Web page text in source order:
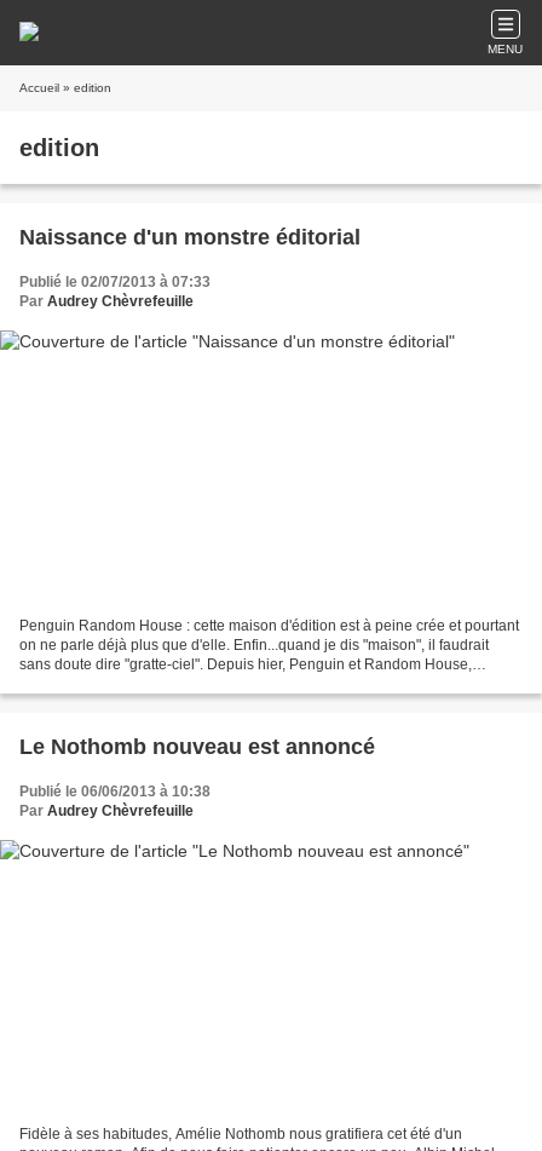
MENU
Accueil » edition
edition
Naissance d'un monstre éditorial
Publié le 02/07/2013 à 07:33
Par Audrey Chèvrefeuille
Penguin Random House : cette maison d'édition est à peine crée et pourtant
on ne parle déjà plus que d'elle. Enfin...quand je dis "maison", il faudrait
sans doute dire "gratte-ciel". Depuis hier, Penguin et Random House,
Le Nothomb nouveau est annoncé
Publié le 06/06/2013 à 10:38
Par Audrey Chèvrefeuille
Fidèle à ses habitudes, Amélie Nothomb nous gratifiera cet été d'un